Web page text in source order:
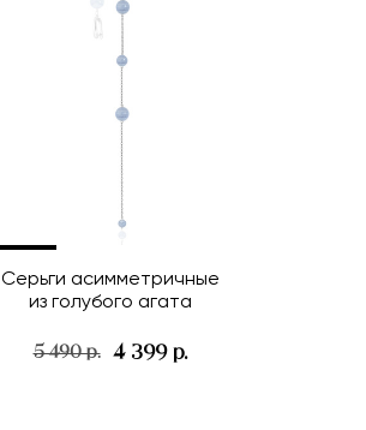
Серьги асимметричные
из голубого агата
5 490 р. 4 399 р.